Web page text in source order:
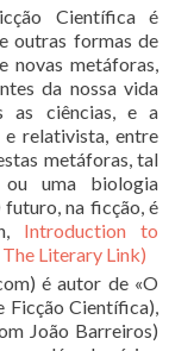
Científica é
outras formas de
novas metáforas,
da nossa vida
as ciências, e a
relativista, entre
metáforas, tal
ou uma biologia
na ficção, é
Introduction to
Literary Link)
é autor de «O
Ficção Científica),
João Barreiros)